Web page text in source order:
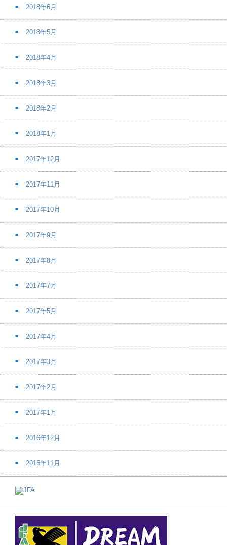
2018年6月
2018年5月
2018年4月
2018年3月
2018年2月
2018年1月
2017年12月
2017年11月
2017年10月
2017年9月
2017年8月
2017年7月
2017年5月
2017年4月
2017年3月
2017年2月
2017年1月
2016年12月
2016年11月